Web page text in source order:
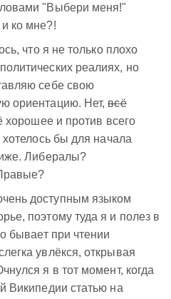
"Выбери меня!"
ко мне?!
что я не только плохо
реалиях, но
себе свою
ориентацию. Нет,всё
хорошее и против всего
хотелось бы для начала
Либералы?
доступным языком
поэтому туда я и полез в
бывает при чтении
увлёкся, открывая
я в тот момент, когда
Википедии статью на